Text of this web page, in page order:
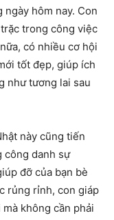
hôm nay. Con
trong công việc
có nhiều cơ hội
tốt đẹp, giúp ích
như tương lai sau
này cũng tiến
công danh sự
đỡ của bạn bè
rủng rỉnh, con giáp
không cần phải